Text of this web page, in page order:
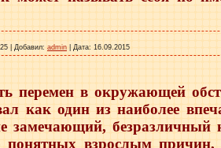
Добавил: admin Дата: 16.09.2015
перемен в окружающей
как один из наиболее
замечающий,
понятных взрослым причин,